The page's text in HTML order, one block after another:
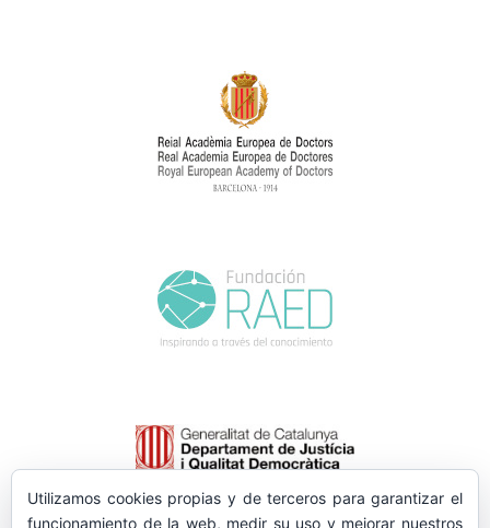
Utilizamos cookies propias y de terceros para garantizar el
funcionamiento de la web, medir su uso y mejorar nuestros